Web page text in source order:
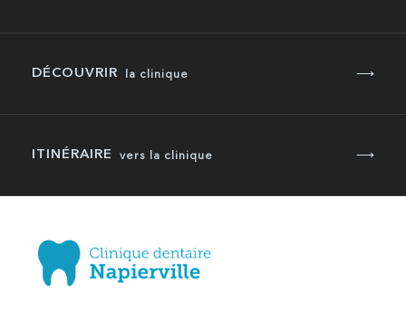
DÉCOUVRIR la clinique ⟶
ITINÉRAIRE vers la clinique ⟶